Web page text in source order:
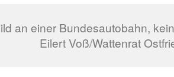
an einer Bundesautobahn,
Eilert Voß/Wattenrat